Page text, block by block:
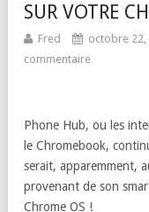
SUR VOTRE
Fred octobre 22,
commentaire
Phone Hub, ou les
le Chromebook,
serait, apparemment,
provenant de son
Chrome OS !